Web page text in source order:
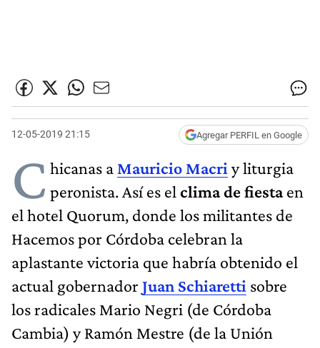
12-05-2019 21:15 Agregar PERFIL en Google
C hicanas a Mauricio Macri y liturgia
peronista. Así es el clima de fiestaen
el hotel Quorum, donde los militantes de
Hacemos por Córdoba celebran la
aplastante victoria que habría obtenido el
actual gobernador Juan Schiaretti sobre
los radicales Mario Negri (de Córdoba
Cambia) y Ramón Mestre (de la Unión